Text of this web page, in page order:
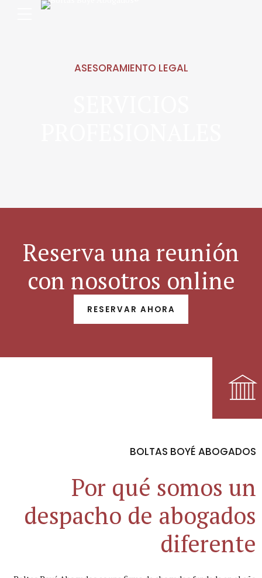
ASESORAMIENTO LEGAL
Reserva una reunión
con nosotros online
RESERVAR AHORA
BOLTAS BOYÉ ABOGADOS
Por qué somos un
despacho de abogados
diferente